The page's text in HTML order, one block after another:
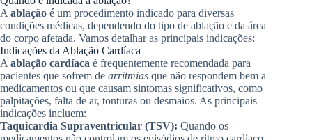
A ablação é um procedimento indicado para diversas
condições médicas, dependendo do tipo de ablação e da área
do corpo afetada. Vamos detalhar as principais indicações:
Indicações da Ablação Cardíaca
A ablação cardíaca é frequentemente recomendada para
pacientes que sofrem de arritmias que não respondem bem a
medicamentos ou que causam sintomas significativos, como
palpitações, falta de ar, tonturas ou desmaios. As principais
indicações incluem:
Taquicardia Supraventricular (TSV): Quando os